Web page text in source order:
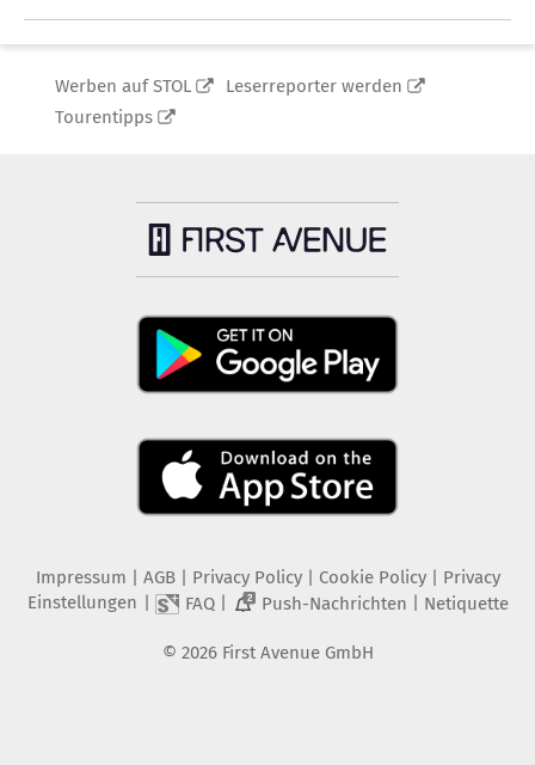
Werben auf STOL
Leserreporter werden
Tourentipps
Impressum AGB Privacy Policy| Cookie Policy| Privacy
Einstellungen
FAQ| 2 Push-Nachrichten Netiquette
© 2026 First Avenue GmbH